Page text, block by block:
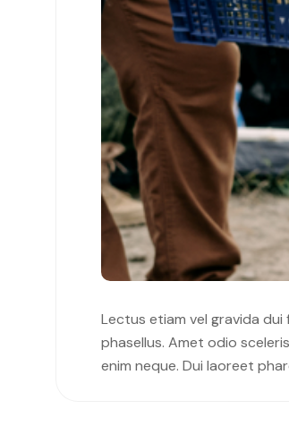
Lectus etiam vel gravida
phasellus. Amet odio
enim neque. Dui laoreet